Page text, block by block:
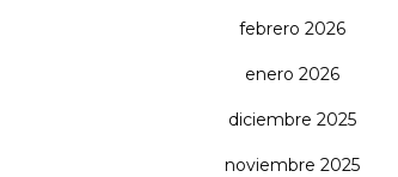
febrero 2026
enero 2026
diciembre 2025
noviembre 2025